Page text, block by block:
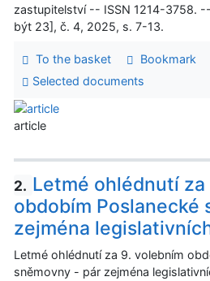
zastupitelství -- ISSN 1214-3758.
být 23], č. 4, 2025, s. 7-13.
To the basket
Bookmark
Selected documents
article
2. Letmé ohlédnutí
obdobím Poslanecké
zejména
Letmé ohlédnutí za 9. volebním
sněmovny - pár zejména